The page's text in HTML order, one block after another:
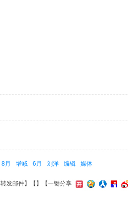
8月 增减 6月 刘洋 编辑 媒体
转发邮件】【 】 【一键分享